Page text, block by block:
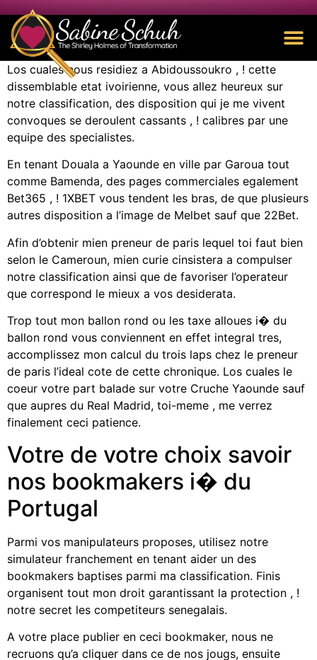
Los cuales nous residiez a Abidoussoukro , ! cette
dissemblable etat ivoirienne, vous allez heureux sur
notre classification, des disposition qui je me vivent
convoques se deroulent cassants , ! calibres par une
equipe des specialistes.
En tenant Douala a Yaounde en ville par Garoua tout
comme Bamenda, des pages commerciales egalement
Bet365 , ! 1XBET vous tendent les bras, de que plusieurs
autres disposition a l’image de Melbet sauf que 22Bet.
Afin d’obtenir mien preneur de paris lequel toi faut bien
selon le Cameroun, mien curie cinsistera a compulser
notre classification ainsi que de favoriser l’operateur
que correspond le mieux a vos desiderata.
Trop tout mon ballon rond ou les taxe alloues i� du
ballon rond vous conviennent en effet integral tres,
accomplissez mon calcul du trois laps chez le preneur
de paris l’ideal cote de cette chronique. Los cuales le
coeur votre part balade sur votre Cruche Yaounde sauf
que aupres du Real Madrid, toi-meme , me verrez
finalement ceci patience.
Votre de votre choix savoir
nos bookmakers i� du
Portugal
Parmi vos manipulateurs proposes, utilisez notre
simulateur franchement en tenant aider un des
bookmakers baptises parmi ma classification. Finis
organisent tout mon droit garantissant la protection , !
notre secret les competiteurs senegalais.
A votre place publier en ceci bookmaker, nous ne
recruons qu’a cliquer dans ce de nos jougs, ensuite